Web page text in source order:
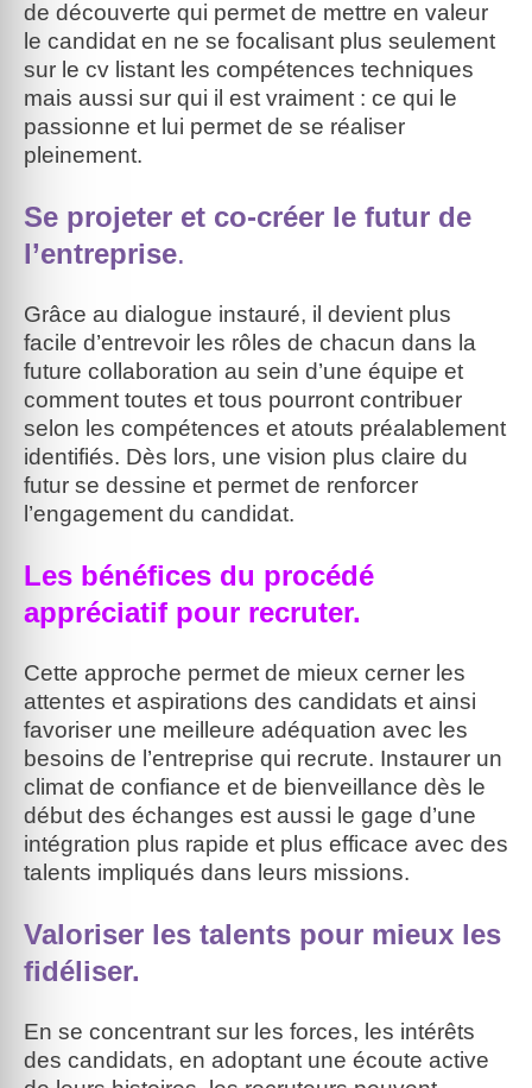
de découverte qui permet de mettre en valeur
le candidat en ne se focalisant plus seulement
sur le cv listant les compétences techniques
mais aussi sur qui il est vraiment : ce qui le
passionne et lui permet de se réaliser
pleinement.
Se projeter et co-créer le futur de
l’entreprise.
Grâce au dialogue instauré, il devient plus
facile d’entrevoir les rôles de chacun dans la
future collaboration au sein d’une équipe et
comment toutes et tous pourront contribuer
selon les compétences et atouts préalablement
identifiés. Dès lors, une vision plus claire du
futur se dessine et permet de renforcer
l’engagement du candidat.
Les bénéfices du procédé
appréciatif pour recruter.
Cette approche permet de mieux cerner les
attentes et aspirations des candidats et ainsi
favoriser une meilleure adéquation avec les
besoins de l’entreprise qui recrute. Instaurer un
climat de confiance et de bienveillance dès le
début des échanges est aussi le gage d’une
intégration plus rapide et plus efficace avec des
talents impliqués dans leurs missions.
Valoriser les talents pour mieux les
fidéliser.
En se concentrant sur les forces, les intérêts
des candidats, en adoptant une écoute active